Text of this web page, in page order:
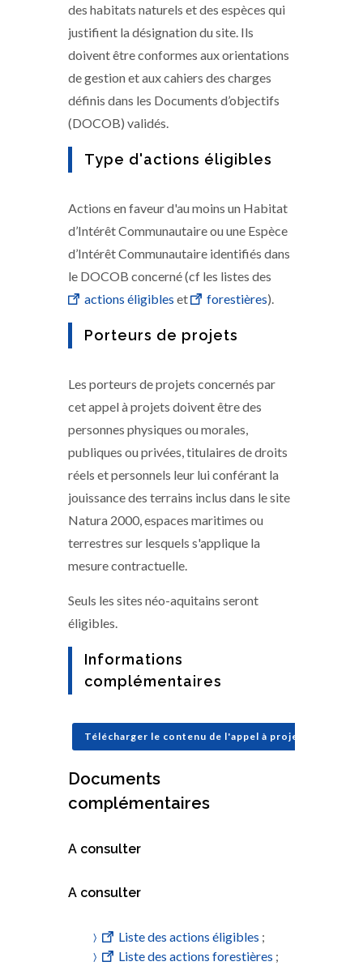
des habitats naturels et des espèces qui
justifient la désignation du site. Ils
doivent être conformes aux orientations
de gestion et aux cahiers des charges
définis dans les Documents d’objectifs
(DOCOB) validés.
Type d'actions éligibles
Actions en faveur d'au moins un Habitat
d’Intérêt Communautaire ou une Espèce
d’Intérêt Communautaire identifiés dans
le DOCOB concerné (cf les listes des
actions éligibles et forestières).
Porteurs de projets
Les porteurs de projets concernés par
cet appel à projets doivent être des
personnes physiques ou morales,
publiques ou privées, titulaires de droits
réels et personnels leur lui conférant la
jouissance des terrains inclus dans le site
Natura 2000, espaces maritimes ou
terrestres sur lesquels s'applique la
mesure contractuelle.
Seuls les sites néo-aquitains seront
éligibles.
Informations
complémentaires
Télécharger le contenu de l'appel à projets
Documents
complémentaires
A consulter
A consulter
Liste des actions éligibles ;
Liste des actions forestières ;